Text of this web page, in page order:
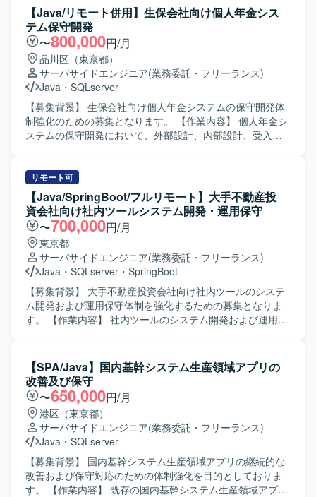
【Java/リモート併用】生保会社向け個人年金シス
テム保守開発
〜800,000円/月
品川区（東京都）
サーバサイドエンジニア(業務委託・フリーランス)
Java ・ SQLserver
【募集背景】 生保会社向け個人年金システムの保守開発体
制強化のための募集となります。 【作業内容】 個人年金シ
ステムの保守開発において、外部設計、内部設計、受入テ
スト観点の整理、レビューなども行っていただきます。
【求める人物像】 設計からテストまで一貫して主体的に対
応できる方を求めております。オフショア開発メンバーと
の連携を意識しながら、仕様整理や品質観点を踏まえて粘
り強く対応いただける方です。 【ポジションの魅力】 大規
模な生保システムの保守開発を通じて、業務知識と設計～
テストまでの一連の工程経験を積むことができます。オフ
ショアとの協業を通じて、上流から下流までの幅広い視点
でシステム開発に携わることができる環境です。 【開発環
境】 JavaおよびSQLを用いた生保向け基幹システムの保守
開発環境となります。
リモート可
【Java/SpringBoot/フルリモート】大手不動産投
資会社向け社内ツールシステム開発・運用保守
〜700,000円/月
東京都
サーバサイドエンジニア(業務委託・フリーランス)
Java ・ SQLserver ・ SpringBoot
【募集背景】 大手不動産投資会社向け社内ツールのシステ
ム開発および運用保守体制を強化するための募集となりま
す。 【作業内容】 社内ツールのシステム開発および運用保
フォーマンス監視、異常発生時の対応、バージョンアップ
対応などを行っていただきます。また、関連システムのデ
ータ移行対応にも携わっていただきます。リーダーのサポ
ートポジションとして、状況に応じて主体的に動いていた
だきます。 【求める人物像】 基本設計以降の工程を自走し
て遂行できる方を求めております。チームメンバーやリー
ダーと連携しながらも、自ら課題を発見し主体的に対応で
きる方、コミュニケーションを取りながら柔軟に業務を進
められる方にマッチするポジションです。 【ポジションの
魅力】 大手企業向けシステムの開発から運用保守まで一貫
【SPA/Java】国内基幹システム生産領域アプリの
改善及び保守
〜650,000円/月
港区（東京都）
サーバサイドエンジニア(業務委託・フリーランス)
Java ・ SQLserver
【募集背景】 国内基幹システム生産領域アプリの継続的な
改善および保守対応のための体制強化を目的としておりま
す。 【作業内容】 既存の国内基幹システム生産領域アプリ